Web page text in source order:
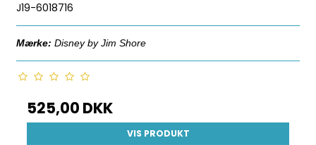
J19-6018716
Mærke: Disney by Jim Shore
525,00 DKK
VIS PRODUKT